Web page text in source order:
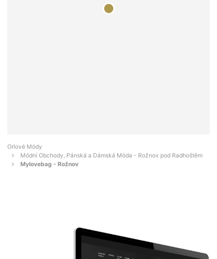
Orlové Módy
Módní Obchody, Pánská a Dámská Móda - Rožnov pod Radhoštěm
Mylovebag - Rožnov